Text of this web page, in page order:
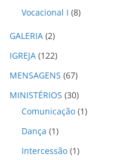
Vocacional I (8)
GALERIA (2)
IGREJA (122)
MENSAGENS (67)
MINISTÉRIOS (30)
Comunicação (1)
Dança (1)
Intercessão (1)